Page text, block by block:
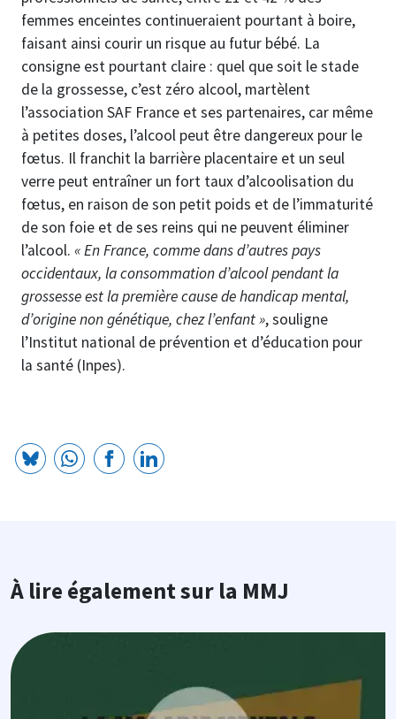
femmes enceintes continueraient pourtant à boire,
faisant ainsi courir un risque au futur bébé. La
consigne est pourtant claire : quel que soit le stade
de la grossesse, c’est zéro alcool, martèlent
l’association SAF France et ses partenaires, car même
à petites doses, l’alcool peut être dangereux pour le
fœtus. Il franchit la barrière placentaire et un seul
verre peut entraîner un fort taux d’alcoolisation du
fœtus, en raison de son petit poids et de l’immaturité
de son foie et de ses reins qui ne peuvent éliminer
l’alcool. « En France, comme dans d’autres pays
occidentaux, la consommation d’alcool pendant la
grossesse est la première cause de handicap mental,
d’origine non génétique, chez l’enfant », souligne
l’Institut national de prévention et d’éducation pour
la santé (Inpes).
À lire également sur la MMJ
Image